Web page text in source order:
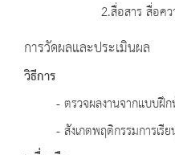
2.สื่อสาร สื่อค
การวัดผลและประเมินผล
วิธีการ
- ตรวจผลงานจากแบบฝึ
- สังเกตพฤติกรรมการเรี